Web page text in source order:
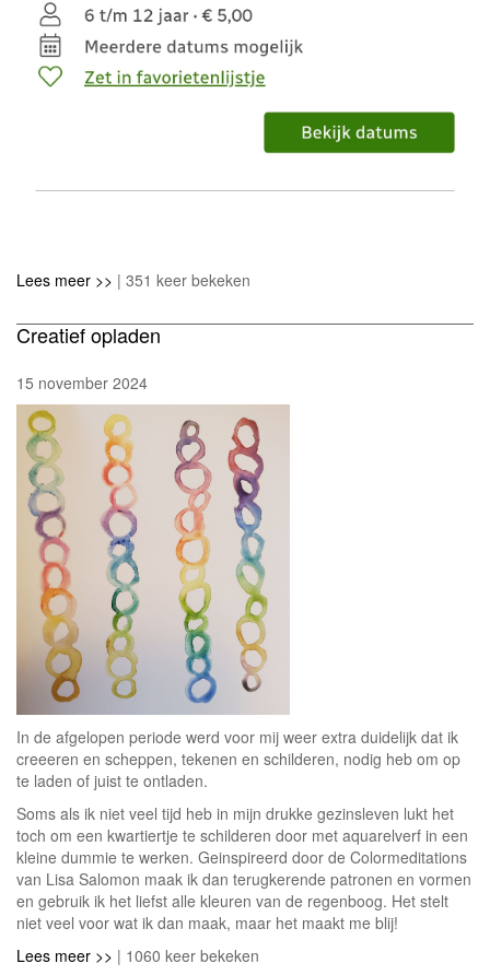
Lees meer >> | 351 keer bekeken
Creatief opladen
15 november 2024
In de afgelopen periode werd voor mij weer extra duidelijk dat ik
creeeren en scheppen, tekenen en schilderen, nodig heb om op
te laden of juist te ontladen.
Soms als ik niet veel tijd heb in mijn drukke gezinsleven lukt het
toch om een kwartiertje te schilderen door met aquarelverf in een
kleine dummie te werken. Geinspireerd door de Colormeditations
van Lisa Salomon maak ik dan terugkerende patronen en vormen
en gebruik ik het liefst alle kleuren van de regenboog. Het stelt
niet veel voor wat ik dan maak, maar het maakt me blij!
Lees meer >> | 1060 keer bekeken